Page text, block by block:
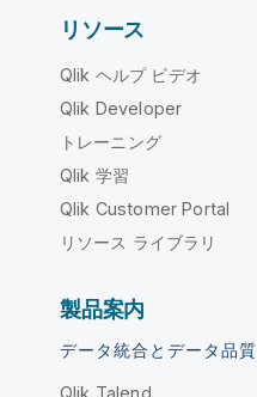
リソース
Qlik ヘルプ ビデオ
Qlik Developer
トレーニング
Qlik 学習
Qlik Customer Portal
リソース ライブラリ
製品案内
データ統合とデータ品質
Qlik Talend